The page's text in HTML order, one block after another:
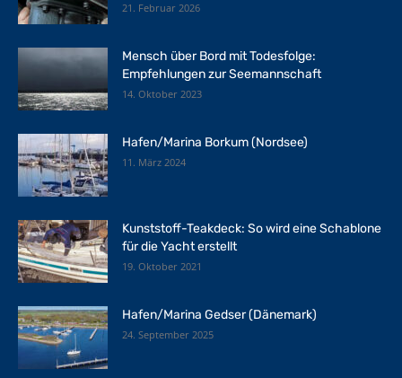
21. Februar 2026
Mensch über Bord mit Todesfolge:
Empfehlungen zur Seemannschaft
14. Oktober 2023
Hafen/Marina Borkum (Nordsee)
11. März 2024
Kunststoff-Teakdeck: So wird eine Schablone
für die Yacht erstellt
19. Oktober 2021
Hafen/Marina Gedser (Dänemark)
24. September 2025